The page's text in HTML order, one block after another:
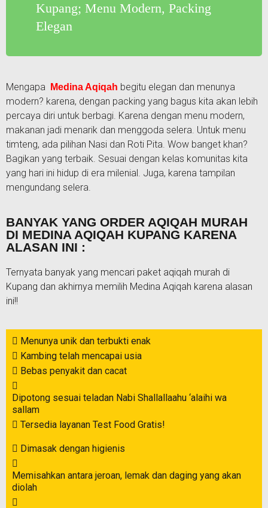
Kupang; Menu Modern, Packing
Elegan
Mengapa Medina Aqiqah begitu elegan dan menunya
modern? karena, dengan packing yang bagus kita akan lebih
percaya diri untuk berbagi. Karena dengan menu modern,
makanan jadi menarik dan menggoda selera. Untuk menu
timteng, ada pilihan Nasi dan Roti Pita. Wow banget khan?
Bagikan yang terbaik. Sesuai dengan kelas komunitas kita
yang hari ini hidup di era milenial. Juga, karena tampilan
mengundang selera.
BANYAK YANG ORDER AQIQAH MURAH
DI MEDINA AQIQAH KUPANG KARENA
ALASAN INI :
Ternyata banyak yang mencari paket aqiqah murah di
Kupang dan akhirnya memilih Medina Aqiqah karena alasan
ini!!
Menunya unik dan terbukti enak
Kambing telah mencapai usia
Bebas penyakit dan cacat
Dipotong sesuai teladan Nabi Shallallaahu ‘alaihi wa
sallam
Tersedia layanan Test Food Gratis!
Dimasak dengan higienis
Memisahkan antara jeroan, lemak dan daging yang akan
diolah